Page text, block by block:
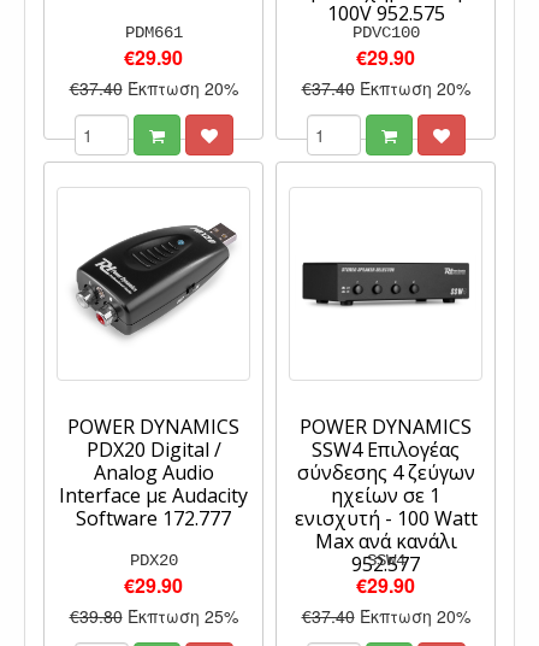
PDM661
€29.90
€37.40 Έκπτωση 20%
100V 952.575
PDVC100
€29.90
€37.40 Έκπτωση 20%
POWER DYNAMICS
PDX20 Digital /
Analog Audio
Interface με Audacity
Software 172.777
PDX20
€29.90
€39.80 Έκπτωση 25%
POWER DYNAMICS
SSW4 Επιλογέας
σύνδεσης 4 ζεύγων
ηχείων σε 1
ενισχυτή - 100 Watt
Max ανά κανάλι
952.577
SSW4
€29.90
€37.40 Έκπτωση 20%